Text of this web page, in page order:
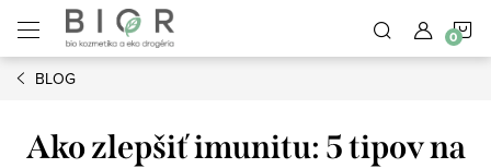
obsah
BLOG
Ako zlepšiť imunitu: 5 tipov na